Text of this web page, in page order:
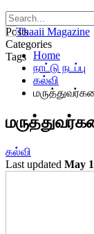
Posts
Categories
Tags Home
நாட்டு நடப்பு
கல்வி
கல்வி
Last updated May